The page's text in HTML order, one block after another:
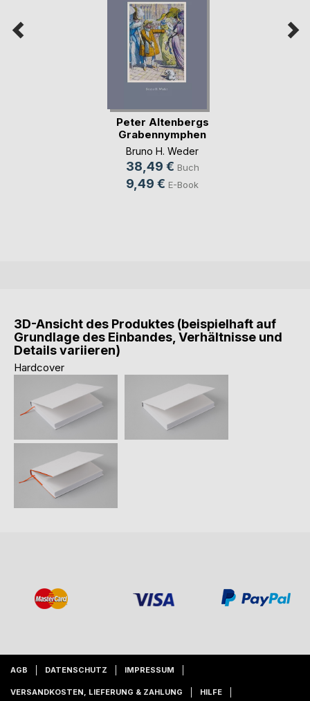
Peter Altenbergs
Grabennymphen
Bruno H. Weder
38,49 € Buch
9,49 € E-Book
3D-Ansicht des Produktes (beispielhaft auf
Grundlage des Einbandes, Verhältnisse und
Details variieren)
Hardcover
AGB DATENSCHUTZ IMPRESSUM
VERSANDKOSTEN, LIEFERUNG & ZAHLUNG HILFE